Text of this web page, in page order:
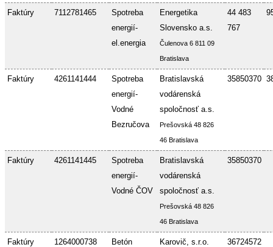
Faktúry 7112781465
Spotreba
energií-
el.energia
Energetika
Slovensko a.s.
Čulenova 6 811 09
Bratislava
44 483
767
Faktúry 4261141444
Spotreba
energií-
Vodné
Bezručova
Bratislavská
vodárenská
spoločnosť a.s.
Prešovská 48 826
46 Bratislava
35850370
Faktúry 4261141445
Spotreba
energií-
Vodné ČOV
Bratislavská
vodárenská
spoločnosť a.s.
Prešovská 48 826
46 Bratislava
35850370
Faktúry 1264000738 Betón Karovič, s.r.o. 36724572